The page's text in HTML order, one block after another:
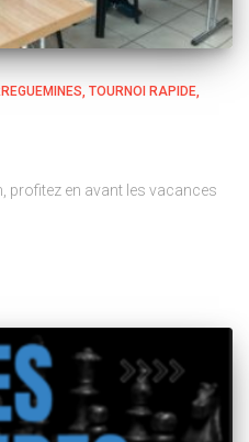
TOURNOI RAPIDE
profitez en avant les vacances